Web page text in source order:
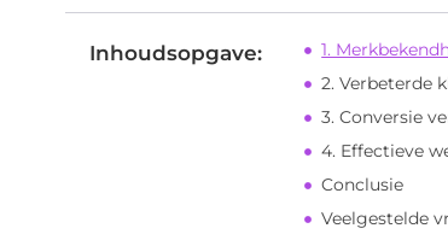
Inhoudsopgave:
1.
2. Verbeterde
3. Conversie
4. Effectieve
Conclusie
Veelgestelde